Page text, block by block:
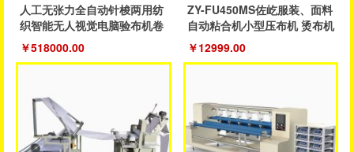
人工无张力全自动针梭两用纺
织智能无人视觉电脑验布机卷
布机
￥518000.00
ZY-FU450MS佐屹服装、面料
自动粘合机小型压布机 烫布机
￥12999.00